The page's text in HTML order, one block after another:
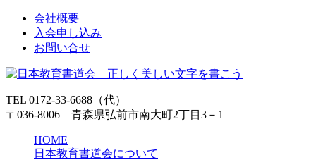
会社概要
入会申し込み
お問い合せ
TEL 0172-33-6688（代）
〒036-8006 青森県弘前市南大町2丁目3－1
HOME
日本教育書道会について